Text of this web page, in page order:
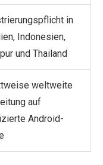
in
Indonesien,
und Thailand
weltweite
auf
Android-